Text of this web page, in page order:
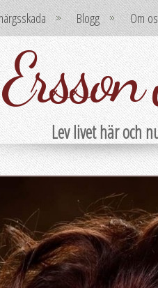
Blogg Om
Lev livet här och